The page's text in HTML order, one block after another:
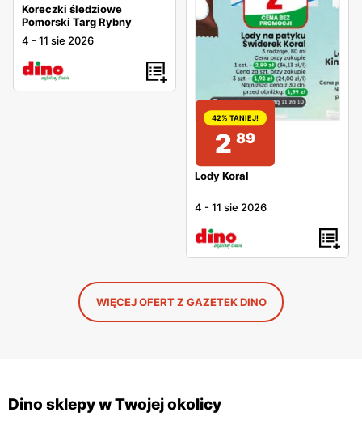
Koreczki śledziowe
Pomorski Targ Rybny
4 -11 sie 2026
42% TANIEJ!
2 89
Lody Koral
4 -11 sie 2026
WIĘCEJ OFERT Z GAZETEK DINO
Dino sklepy w Twojej okolicy